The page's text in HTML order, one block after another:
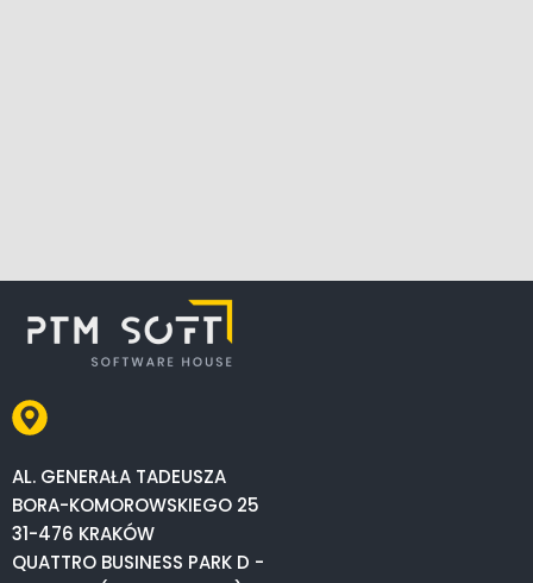
AL. GENERAŁA TADEUSZA
BORA-KOMOROWSKIEGO 25
31-476 KRAKÓW
QUATTRO BUSINESS PARK D -